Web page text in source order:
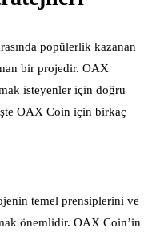
popülerlik kazanan
bir projedir. OAX
isteyenler için doğru
OAX Coin için birkaç
temel prensiplerini ve
önemlidir. OAX Coin’in